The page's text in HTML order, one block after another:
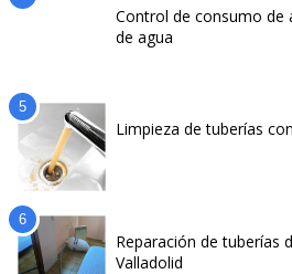
Control de consumo de
de agua
Limpieza de tuberías
Reparación de tuberías
Valladolid